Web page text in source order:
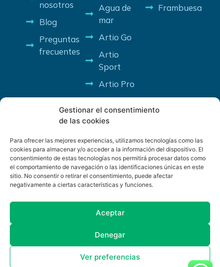
Gestionar el consentimiento
de las cookies
Para ofrecer las mejores experiencias, utilizamos tecnologías como las
cookies para almacenar y/o acceder a la información del dispositivo. El
consentimiento de estas tecnologías nos permitirá procesar datos como
el comportamiento de navegación o las identificaciones únicas en este
sitio. No consentir o retirar el consentimiento, puede afectar
negativamente a ciertas características y funciones.
Aceptar
Denegar
Ver preferencias
nosotros
Blog
Preguntas
frecuentes
Agua de
mar
Artio Go
Artio
Sport
Artio Pro
Frambuesa
PROGRAMA KIT DIGITAL COFINANCIADO POR LOS FONDOS
NEXT GENERATION (EU) DEL MECANISMO DE RECUPERACIÓN
Y RESILENCIA